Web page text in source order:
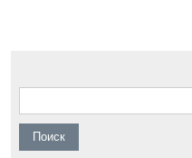
Найти: